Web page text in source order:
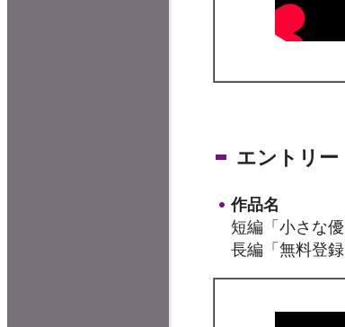
エントリー
作品名
短編「小さな
長編「無料登